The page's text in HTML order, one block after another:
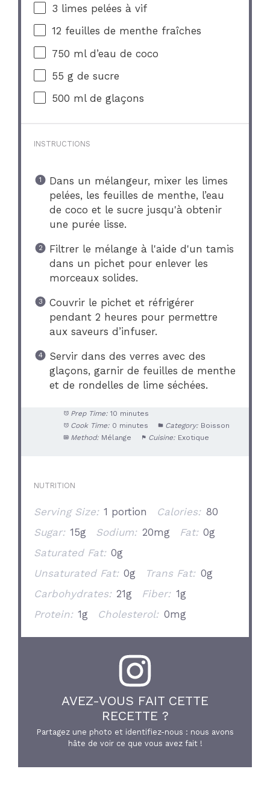
3 limes pelées à vif
12 feuilles de menthe fraîches
750 ml d’eau de coco
55 g de sucre
500 ml de glaçons
INSTRUCTIONS
Dans un mélangeur, mixer les limes
pelées, les feuilles de menthe, l’eau
de coco et le sucre jusqu'à obtenir
une purée lisse.
Filtrer le mélange à l'aide d'un tamis
dans un pichet pour enlever les
morceaux solides.
Couvrir le pichet et réfrigérer
pendant 2 heures pour permettre
aux saveurs d’infuser.
Servir dans des verres avec des
glaçons, garnir de feuilles de menthe
et de rondelles de lime séchées.
Prep Time: 10 minutes
Cook Time: 0 minutes Category: Boisson
Method: Mélange Cuisine: Exotique
NUTRITION
Serving Size: 1 portion Calories: 80
Sugar: 15g Sodium: 20mg Fat: 0g
Saturated Fat: 0g
Unsaturated Fat: 0g Trans Fat: 0g
Carbohydrates: 21g Fiber: 1g
Protein: 1g Cholesterol: 0mg
AVEZ-VOUS FAIT CETTE
RECETTE ?
Partagez une photo et identifiez-nous : nous avons
hâte de voir ce que vous avez fait !